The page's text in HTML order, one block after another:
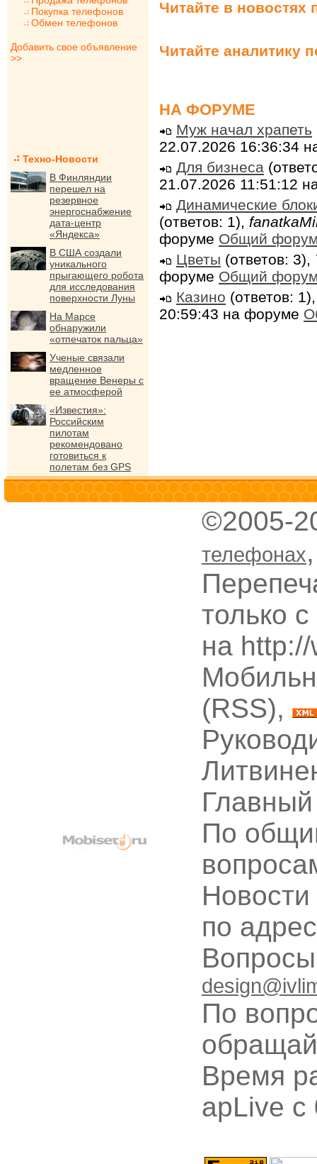
Покупка телефонов
Обмен телефонов
Добавить свое объявление
>>
Техно-Новости
В Финляндии
перешел на
резервное
энергоснабжение
дата-центр
«Яндекса»
В США создали
уникального
прыгающего робота
для исследования
поверхности Луны
На Марсе
обнаружили
«отпечаток пальца»
Ученые связали
медленное
вращение Венеры с
ее атмосферой
«Известия»:
Российским
пилотам
рекомендовано
готовиться к
полетам без GPS
Читайте в новостях
Читайте аналитику
НА ФОРУМЕ
Муж начал храпеть
22.07.2026 16:36:34
Для бизнеса
21.07.2026 11:51:12
Динамические
(ответов: 1),
форуме Общий
Цветы (ответов: 3),
форуме Общий
Казино (ответов:
20:59:43 на форуме
©2005-
телефонах
только
на
(RSS),
По
по
По
Время
apLive c